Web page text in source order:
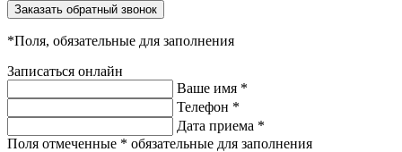
Заказать обратный звонок
*Поля, обязательные для заполнения
Записаться онлайн
Ваше имя *
Телефон *
Дата приема *
Поля отмеченные * обязательные для заполнения